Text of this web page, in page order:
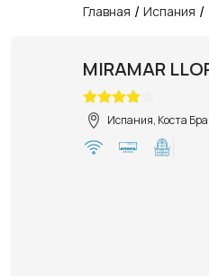
Главная / Испания /
MIRAMAR
Испания, Коста